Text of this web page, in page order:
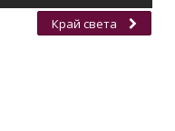
Край света